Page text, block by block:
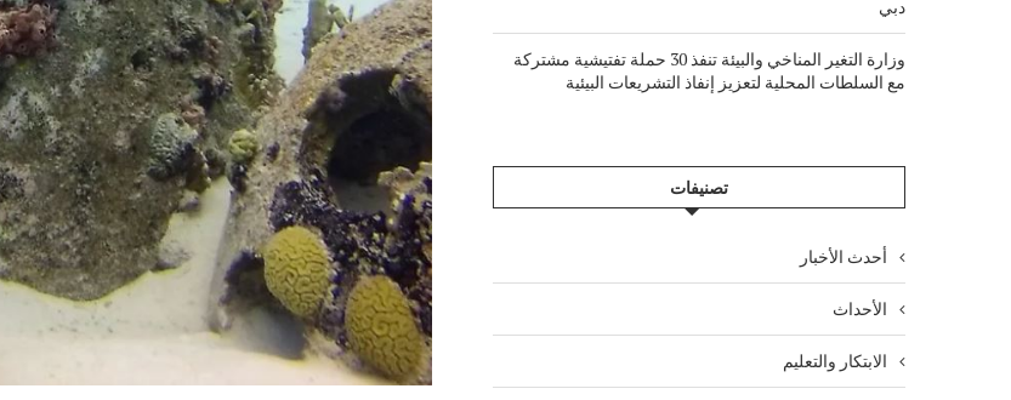
دبي
وزارة التغير المناخي والبيئة تنفذ 30 حملة تفتيشية مشتركة
مع السلطات المحلية لتعزيز إنفاذ التشريعات البيئية
تصنيفات
أحدث الأخبار
الأحداث
الابتكار والتعليم